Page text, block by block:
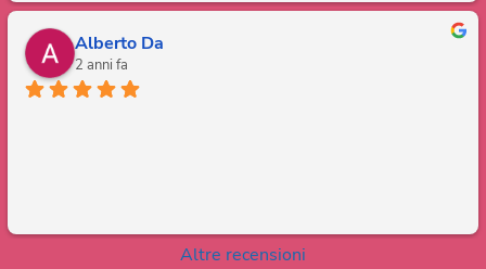
Alberto Da
2 anni fa
Altre recensioni